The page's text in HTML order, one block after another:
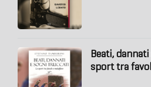
Beati,
sport tra